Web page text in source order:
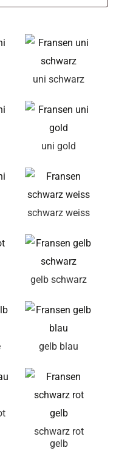
uni schwarz
uni gold
schwarz weiss
gelb schwarz
gelb blau
schwarz rot
gelb